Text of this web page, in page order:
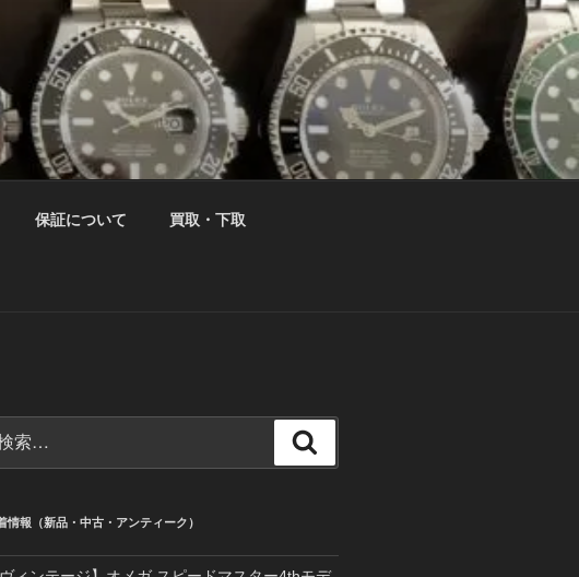
保証について 買取・下取
索
情報（新品・中古・アンティーク）